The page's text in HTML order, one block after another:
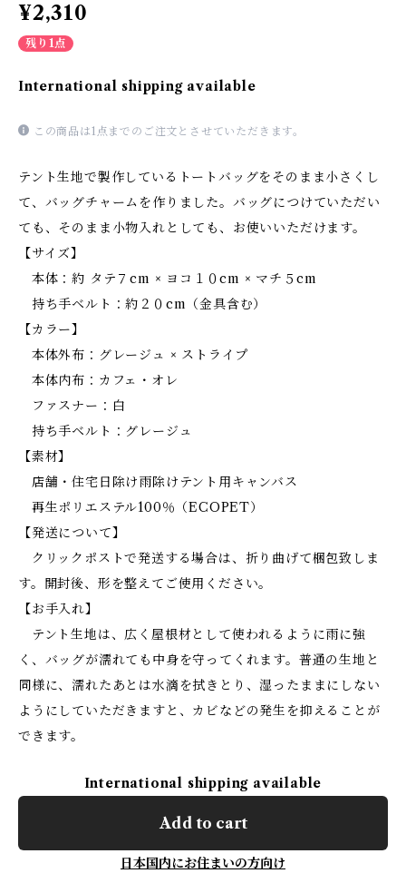
¥2,310
残り1点
International shipping available
この商品は1点までのご注文とさせていただきます。
テント生地で製作しているトートバッグをそのまま小さくし
て、バッグチャームを作りました。バッグにつけていただい
ても、そのまま小物入れとしても、お使いいただけます。
【サイズ】
本体：約 タテ７cm × ヨコ１０cm × マチ５cm
持ち手ベルト：約２０cm（金具含む）
【カラー】
本体外布：グレージュ × ストライプ
本体内布：カフェ・オレ
ファスナー：白
持ち手ベルト：グレージュ
【素材】
店舗・住宅日除け雨除けテント用キャンバス
再生ポリエステル100％（ECOPET）
【発送について】
クリックポストで発送する場合は、折り曲げて梱包致しま
す。開封後、形を整えてご使用ください。
【お手入れ】
テント生地は、広く屋根材として使われるように雨に強
く、バッグが濡れても中身を守ってくれます。普通の生地と
同様に、濡れたあとは水滴を拭きとり、湿ったままにしない
ようにしていただきますと、カビなどの発生を抑えることが
できます。
International shipping available
Add to cart
日本国内にお住まいの方向け